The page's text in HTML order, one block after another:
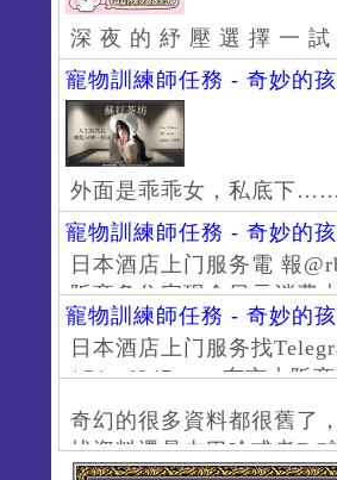
深 夜 的 紓 壓 選 擇 一
寵物訓練師任務 - 奇妙的
外面是乖乖女，私底下
寵物訓練師任務 - 奇妙的
日本酒店上门服务電 報
阪商务住宅现金日元消费
京风俗 #大阪风俗 #东京
上门服务新宿风俗 #梅田
#日本萝莉 #大阪萝莉 #日
寵物訓練師任務 - 奇妙的
日本酒店上门服务找
/@jptd847utpp 东京大阪
京旅游 #大阪旅游 #东京
东京上门服务 #大阪上门
心斋桥风俗 #日本女孩 #
奇幻的很多資料都很舊了
找資料還是去巴哈或者